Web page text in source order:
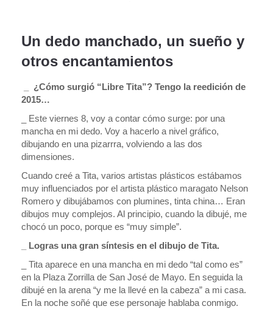
Un dedo manchado, un sueño y
otros encantamientos
_ ¿Cómo surgió “Libre Tita”? Tengo la reedición de
2015…
_ Este viernes 8, voy a contar cómo surge: por una
mancha en mi dedo. Voy a hacerlo a nivel gráfico,
dibujando en una pizarrra, volviendo a las dos
dimensiones.
Cuando creé a Tita, varios artistas plásticos estábamos
muy influenciados por el artista plástico maragato Nelson
Romero y dibujábamos con plumines, tinta china… Eran
dibujos muy complejos. Al principio, cuando la dibujé, me
chocó un poco, porque es “muy simple”.
_ Logras una gran síntesis en el dibujo de Tita.
_ Tita aparece en una mancha en mi dedo “tal como es”
en la Plaza Zorrilla de San José de Mayo. En seguida la
dibujé en la arena “y me la llevé en la cabeza” a mi casa.
En la noche soñé que ese personaje hablaba conmigo.